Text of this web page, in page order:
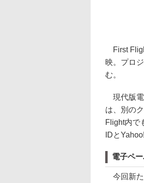
First
映。プロ
む。
現代版電
は、別の
Flight内で
IDと
電子ペ
今回新た